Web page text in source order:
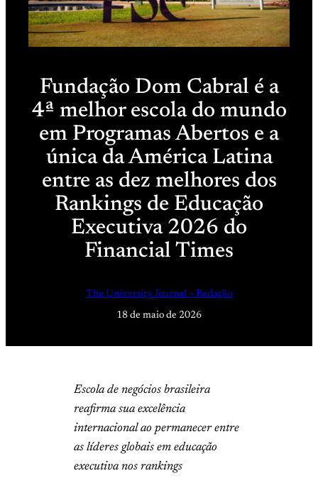
Fundação Dom Cabral é a
4ª melhor escola do mundo
em Programas Abertos e a
única da América Latina
entre as dez melhores dos
Rankings de Educação
Executiva 2026 do
Financial Times
The University Journal – Redação
18 de maio de 2026
Escola de negócios brasileira
reafirma sua excelência
internacional ao permanecer entre
as líderes globais em educação
executiva nos rankings